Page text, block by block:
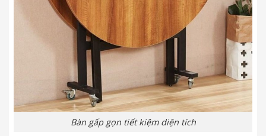
Bàn gấp gọn tiết kiệm diện tích